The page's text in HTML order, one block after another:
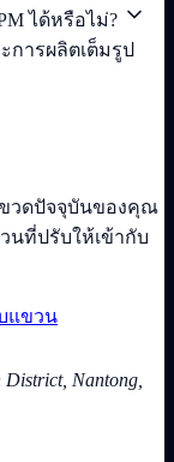
ได้หรือไม่?
การผลิตเต็มรูป
วดปัจจุบันของคุณ
นที่ปรับให้เข้ากับ
แขวน
Nantong,